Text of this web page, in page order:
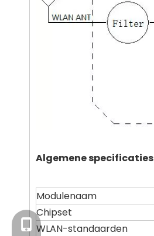
Algemene specificaties
Modulenaam
Chipset
WLAN-standaarden
+86- 13923714138